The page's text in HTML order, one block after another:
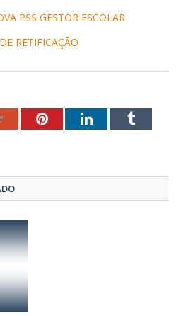
PSS GESTOR ESCOLAR
RETIFICAÇÃO
Google+PinterestLinkedInTumblr